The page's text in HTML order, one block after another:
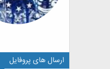
ارسال های پروفایل